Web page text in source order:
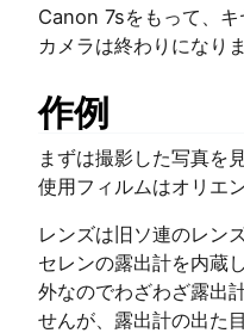
Canon 7sをもって、
カメラは終わりになりま
作例
まずは撮影した写真を
使用フィルムはオリエ
レンズは旧ソ連のレン
セレンの露出計を内蔵
外なのでわざわざ露出
せんが、露出計の出た